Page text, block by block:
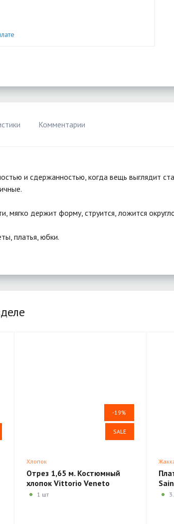
Комментарии
и сдержанностью, когда вещь выглядит
мягко держит форму, струится, ложится
платья, юбки.
-19%
SALE
Хлопок
Отрез 1,65 м. Костюмный
хлопок Vittorio Veneto
BL227
1 шт